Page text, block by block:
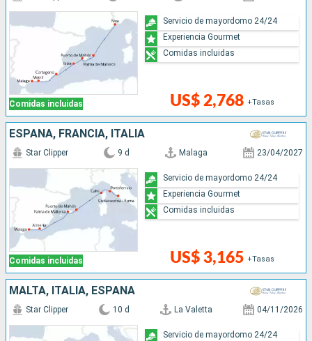
Comidas incluidas US$ 2,768 +Tasas
Servicio de mayordomo 24/24
Experiencia Gourmet
Comidas incluidas
ESPAÑA, FRANCIA, ITALIA
Comidas incluidas
Star Clipper 9 d Malaga 23/04/2027
US$ 3,165 +Tasas
Servicio de mayordomo 24/24
Experiencia Gourmet
Comidas incluidas
MALTA, ITALIA, ESPAÑA
Star Clipper 10 d La Valetta 04/11/2026
Servicio de mayordomo 24/24